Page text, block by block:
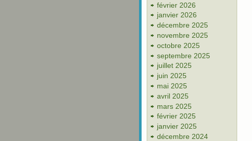
février 2026
janvier 2026
décembre 2025
novembre 2025
octobre 2025
septembre 2025
juillet 2025
juin 2025
mai 2025
avril 2025
mars 2025
février 2025
janvier 2025
décembre 2024